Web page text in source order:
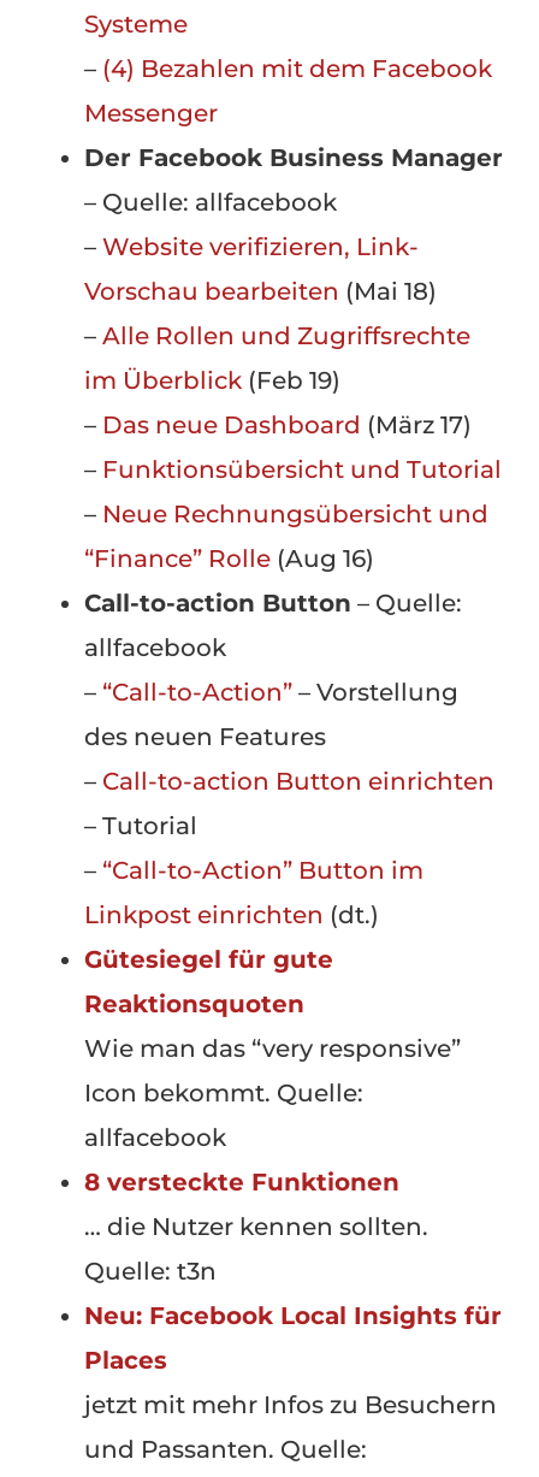
Systeme
– (4) Bezahlen mit dem Facebook
Messenger
Der Facebook Business Manager
– Quelle: allfacebook
– Website verifizieren, Link-
Vorschau bearbeiten (Mai 18)
– Alle Rollen und Zugriffsrechte
im Überblick(Feb 19)
– Das neue Dashboard (März 17)
– Funktionsübersicht und Tutorial
– Neue Rechnungsübersicht und
“Finance” Rolle(Aug 16)
Call-to-action Button – Quelle:
allfacebook
– “Call-to-Action” – Vorstellung
des neuen Features
– Call-to-action Button einrichten
– Tutorial
– “Call-to-Action” Button im
Linkpost einrichten (dt.)
Gütesiegel für gute
Reaktionsquoten
Wie man das “very responsive”
Icon bekommt. Quelle:
allfacebook
8 versteckte Funktionen
… die Nutzer kennen sollten.
Quelle: t3n
Neu: Facebook Local Insights für
Places
jetzt mit mehr Infos zu Besuchern
und Passanten. Quelle: